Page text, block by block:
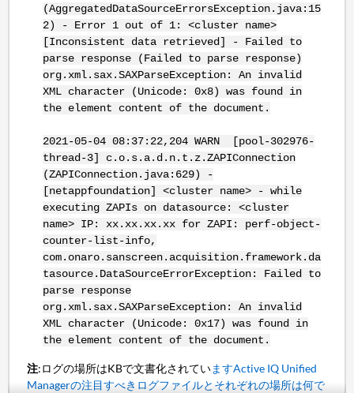
(AggregatedDataSourceErrorsException.java:15
2) - Error 1 out of 1: <cluster name>
[Inconsistent data retrieved] - Failed to
parse response (Failed to parse response)
org.xml.sax.SAXParseException: An invalid
XML character (Unicode: 0x8) was found in
the element content of the document.
2021-05-04 08:37:22,204 WARN [pool-302976-
thread-3] c.o.s.a.d.n.t.z.ZAPIConnection
(ZAPIConnection.java:629) -
[netappfoundation] <cluster name> - while
executing ZAPIs on datasource: <cluster
name> IP: xx.xx.xx.xx for ZAPI: perf-object-
counter-list-info,
com.onaro.sanscreen.acquisition.framework.da
tasource.DataSourceErrorException: Failed to
parse response
org.xml.sax.SAXParseException: An invalid
XML character (Unicode: 0x17) was found in
the element content of the document.
注:ログの場所はKBで文書化されていますActive IQ Unified
Managerの注目すべきログファイルとそれぞれの場所は何で